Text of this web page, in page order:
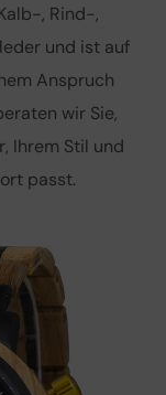
, Rind-,
und ist auf
Anspruch
wir Sie,
Ihrem Stil und
passt.